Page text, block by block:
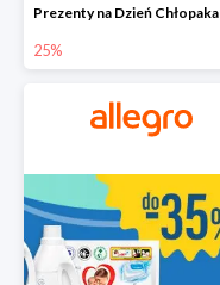
25%